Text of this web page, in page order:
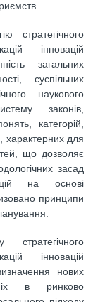
стратегічного
інновацій
загальних
суспільних
наукового
законів,
категорій,
характерних для
що дозволяє
засад
на основі
принципи
інновацій
нових
в ринково